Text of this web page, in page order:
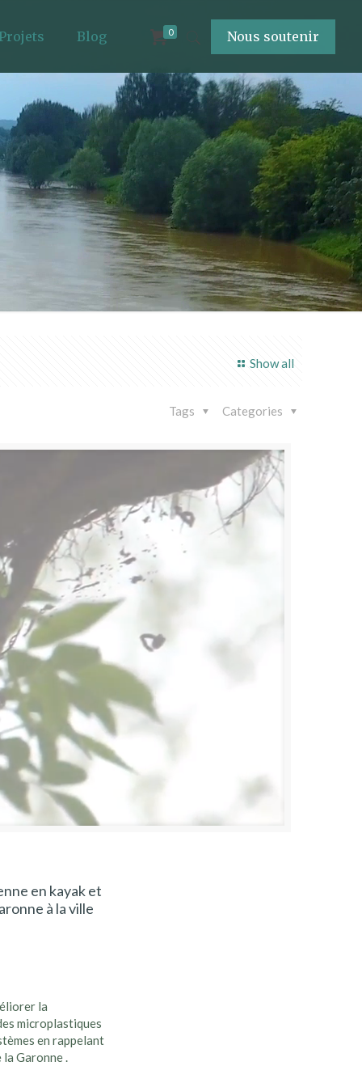
Projets Blog 0 Nous soutenir
Show all
Categories
Tags
en kayak et
à la ville
la
microplastiques
en rappelant
Garonne .